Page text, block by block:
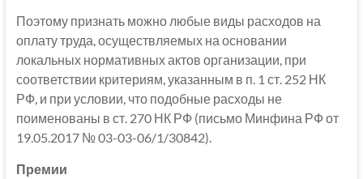
Поэтому признать можно любые виды расходов на
оплату труда, осуществляемых на основании
локальных нормативных актов организации, при
соответствии критериям, указанным в п. 1 ст. 252 НК
РФ, и при условии, что подобные расходы не
поименованы в ст. 270 НК РФ (письмо Минфина РФ от
19.05.2017 № 03-03-06/1/30842).
Премии